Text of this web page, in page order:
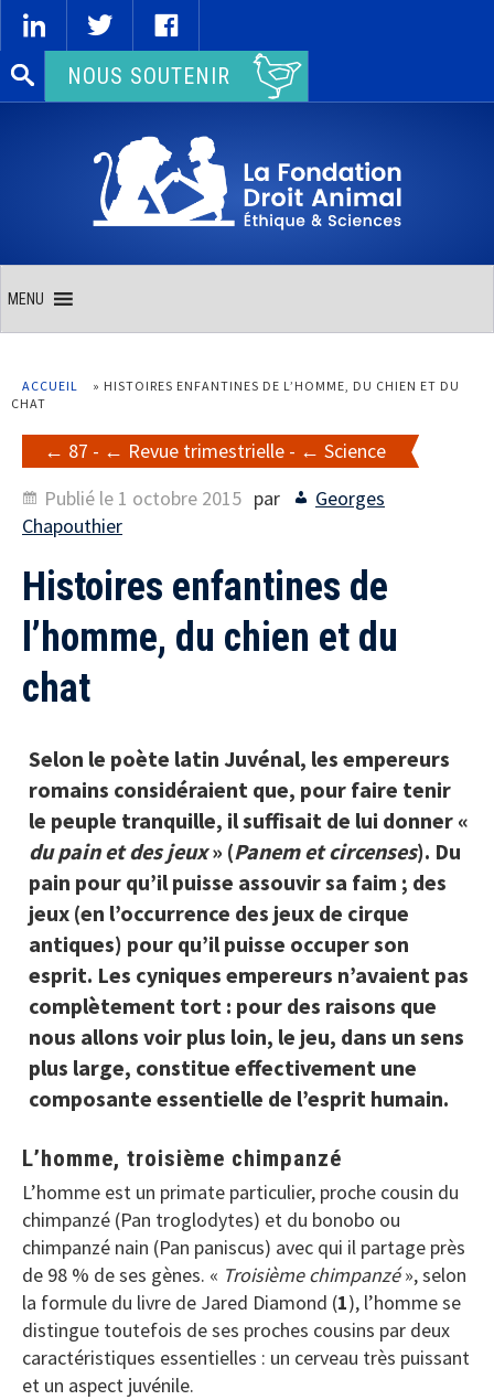
Rechercher :NOUS SOUTENIR
MENU
ACCUEIL » HISTOIRES ENFANTINES DE L’HOMME, DU CHIEN ET DU
CHAT
87 - Revue trimestrielle -
Science
Publié le 1 octobre 2015 par
Georges
Chapouthier
Histoires enfantines de
l’homme, du chien et du
chat
Selon le poète latin Juvénal, les empereurs
romains considéraient que, pour faire tenir
le peuple tranquille, il suffisait de lui donner «
du pain et des jeux» (Panem et circenses). Du
pain pour qu’il puisse assouvir sa faim ; des
jeux (en l’occurrence des jeux de cirque
antiques) pour qu’il puisse occuper son
esprit. Les cyniques empereurs n’avaient pas
complètement tort : pour des raisons que
nous allons voir plus loin, le jeu, dans un sens
plus large, constitue effectivement une
composante essentielle de l’esprit humain.
L’homme, troisième chimpanzé
L’homme est un primate particulier, proche cousin du
chimpanzé (Pan troglodytes) et du bonobo ou
chimpanzé nain (Pan paniscus) avec qui il partage près
de 98 % de ses gènes. « Troisième chimpanzé», selon
la formule du livre de Jared Diamond (1), l’homme se
distingue toutefois de ses proches cousins par deux
caractéristiques essentielles : un cerveau très puissant
et un aspect juvénile.